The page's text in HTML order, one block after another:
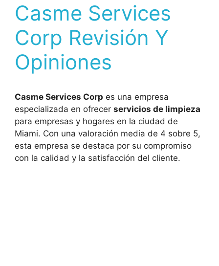
Casme Services
Corp Revisión Y
Opiniones
Casme Services Corp es una empresa
especializada en ofrecer servicios de limpieza
para empresas y hogares en la ciudad de
Miami. Con una valoración media de 4 sobre 5,
esta empresa se destaca por su compromiso
con la calidad y la satisfacción del cliente.